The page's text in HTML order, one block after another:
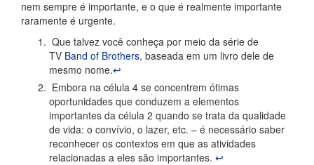
nem sempre é importante, e o que é realmente importante
raramente é urgente.
Que talvez você conheça por meio da série de
TV Band of Brothers, baseada em um livro dele de
mesmo nome.↩
Embora na célula 4 se concentrem ótimas
oportunidades que conduzem a elementos
importantes da célula 2 quando se trata da qualidade
de vida: o convívio, o lazer, etc. – é necessário saber
reconhecer os contextos em que as atividades
relacionadas a eles são importantes. ↩